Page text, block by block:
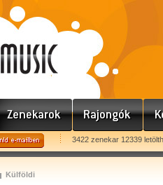
3422 zenekar 12339
Külföldi